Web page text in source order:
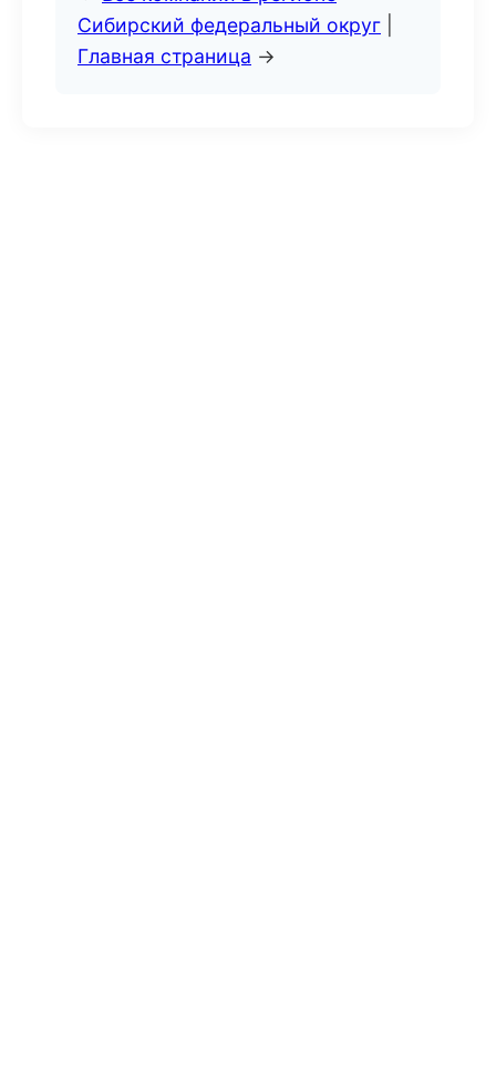
Сибирский федеральный округ
Главная страница →